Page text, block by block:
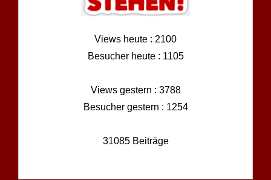
Views heute : 2100
Besucher heute : 1105
Views gestern : 3788
Besucher gestern : 1254
31085 Beiträge